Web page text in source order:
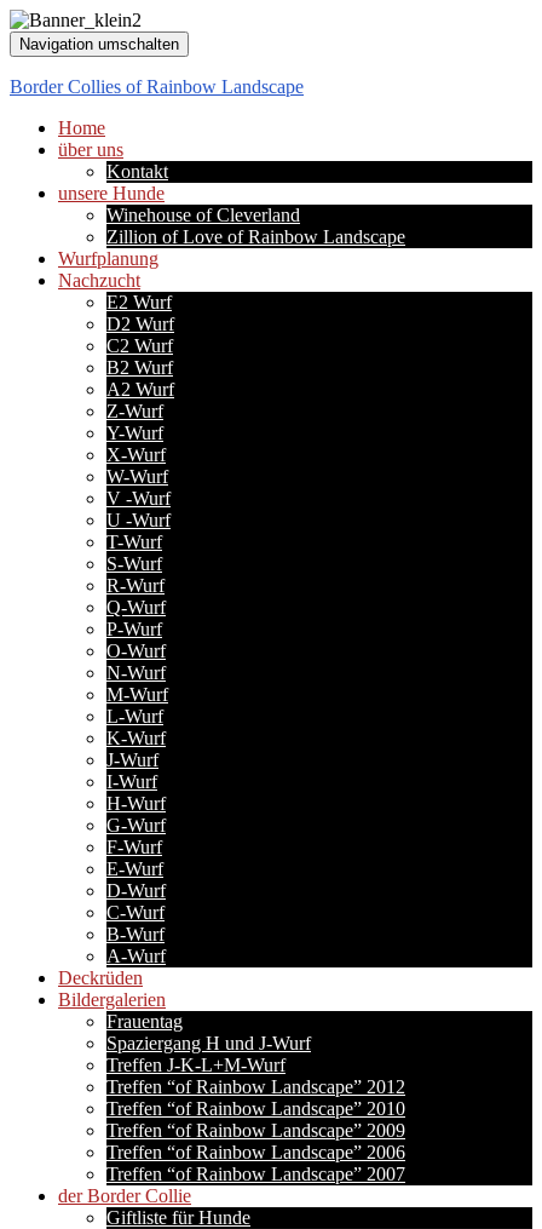
Navigation umschalten
Border Collies of Rainbow Landscape
Home
über uns
Kontakt
unsere Hunde
Winehouse of Cleverland
Zillion of Love of Rainbow Landscape
Wurfplanung
Nachzucht
E2 Wurf
D2 Wurf
C2 Wurf
B2 Wurf
A2 Wurf
Z-Wurf
Y-Wurf
X-Wurf
W-Wurf
V -Wurf
U -Wurf
T-Wurf
S-Wurf
R-Wurf
Q-Wurf
P-Wurf
O-Wurf
N-Wurf
M-Wurf
L-Wurf
K-Wurf
J-Wurf
I-Wurf
H-Wurf
G-Wurf
F-Wurf
E-Wurf
D-Wurf
C-Wurf
B-Wurf
A-Wurf
Deckrüden
Bildergalerien
Frauentag
Spaziergang H und J-Wurf
Treffen J-K-L+M-Wurf
Treffen “of Rainbow Landscape” 2012
Treffen “of Rainbow Landscape” 2010
Treffen “of Rainbow Landscape” 2009
Treffen “of Rainbow Landscape” 2006
Treffen “of Rainbow Landscape” 2007
der Border Collie
Giftliste für Hunde